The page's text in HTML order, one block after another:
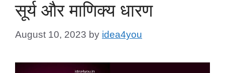
सूर्य और माणिक्य धारण
August 10, 2023 by idea4you